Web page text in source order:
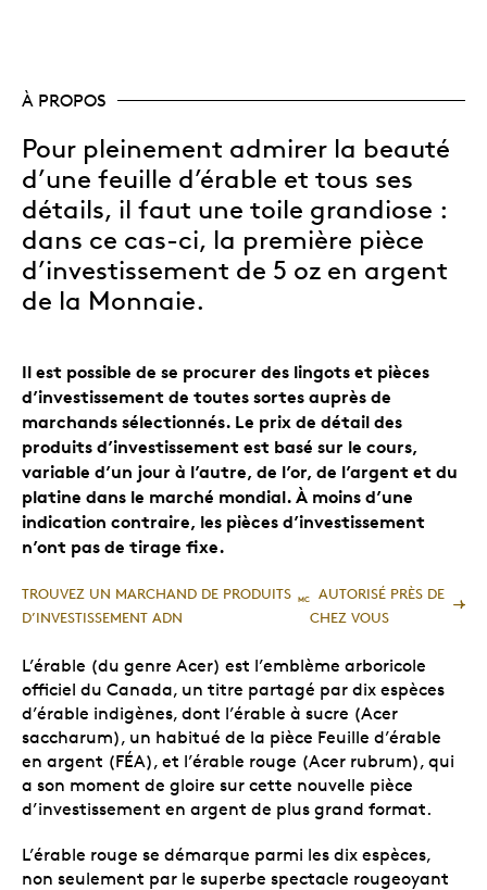
À PROPOS
Pour pleinement admirer la beauté
d’une feuille d’érable et tous ses
détails, il faut une toile grandiose :
dans ce cas-ci, la première pièce
d’investissement de 5 oz en argent
de la Monnaie.
Il est possible de se procurer des lingots et pièces
d’investissement de toutes sortes auprès de
marchands sélectionnés. Le prix de détail des
produits d’investissement est basé sur le cours,
variable d’un jour à l’autre, de l’or, de l’argent et du
platine dans le marché mondial. À moins d’une
indication contraire, les pièces d’investissement
n’ont pas de tirage fixe.
TROUVEZ UN MARCHAND DE PRODUITS
D’INVESTISSEMENT ADN
MCAUTORISÉ PRÈS DE
CHEZ VOUS
L’érable (du genre Acer) est l’emblème arboricole
officiel du Canada, un titre partagé par dix espèces
d’érable indigènes, dont l’érable à sucre (Acer
saccharum), un habitué de la pièce Feuille d’érable
en argent (FÉA), et l’érable rouge (Acer rubrum), qui
a son moment de gloire sur cette nouvelle pièce
d’investissement en argent de plus grand format.
L’érable rouge se démarque parmi les dix espèces,
non seulement par le superbe spectacle rougeoyant